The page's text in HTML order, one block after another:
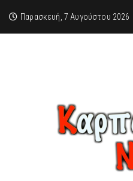
Παρασκευή, 7 Αυγούστου 2026